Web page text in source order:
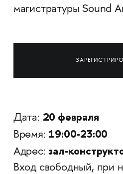
магистратуры Sound
Дата: 20 февраля
Время:19:00-23:00
Адрес:зал-
Вход свободный, при